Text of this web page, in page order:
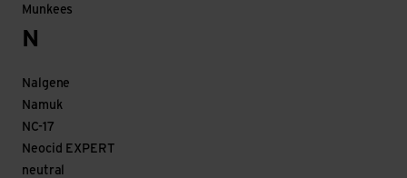
Munkees
N
Nalgene
Namuk
NC-17
Neocid EXPERT
neutral